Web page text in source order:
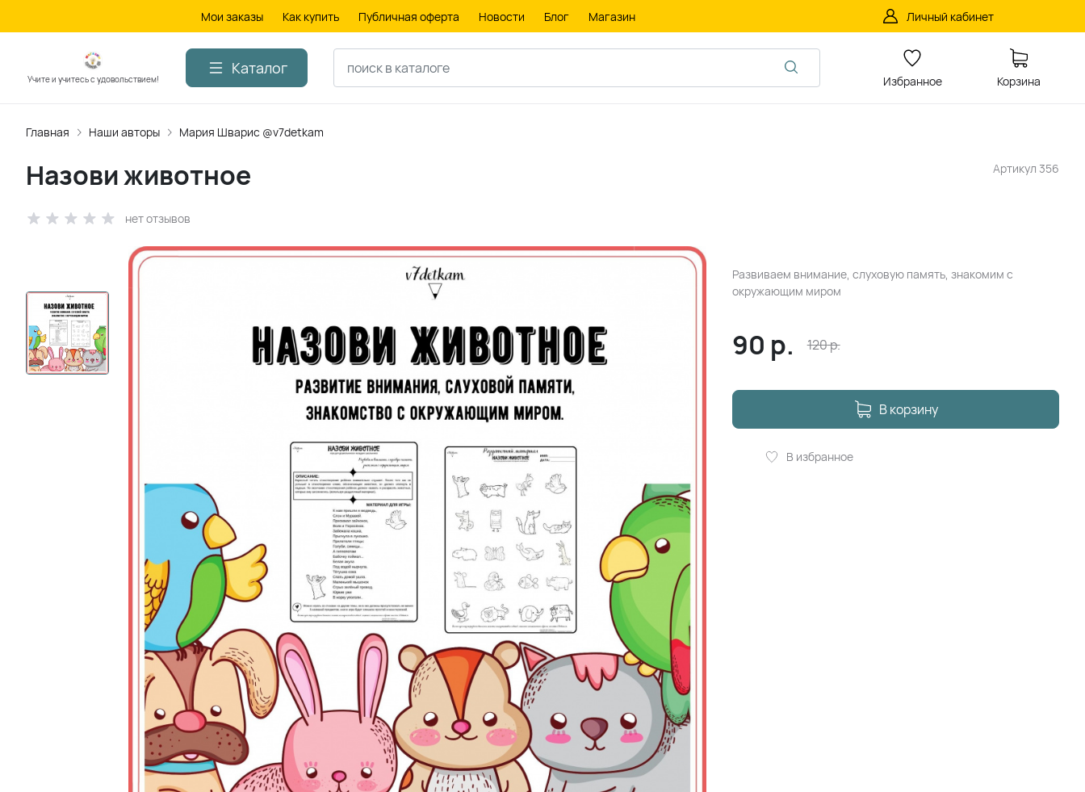
Мои заказы Как купить Публичная оферта Новости Блог Магазин Личный кабинет
Учите и учитесь с удовольствием!
Каталог
Избранное Корзина
Главная Наши авторы Мария Шварис @v7detkam
Артикул 356
Назови животное
нет отзывов
Развиваем внимание, слуховую память, знакомим с
окружающим миром
90 р. 120р.
В корзину
В избранное